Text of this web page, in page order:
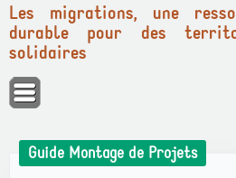
Panneau de gestion des cookies
Les migrations, une
durable pour des
solidaires
Guide Montage de Projets